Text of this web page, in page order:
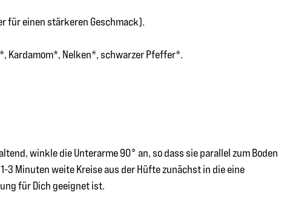
für einen stärkeren Geschmack).
Kardamom*, Nelken*, schwarzer Pfeffer*.
winkle die Unterarme 90° an, so dass sie parallel zum Boden
3 Minuten weite Kreise aus der Hüfte zunächst in die eine
für Dich geeignet ist.